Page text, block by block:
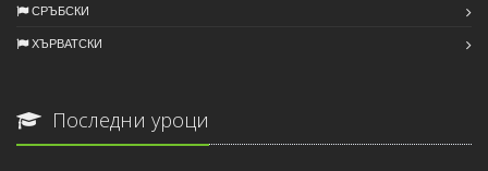
СРЪБСКИ
ХЪРВАТСКИ
Последни уроци